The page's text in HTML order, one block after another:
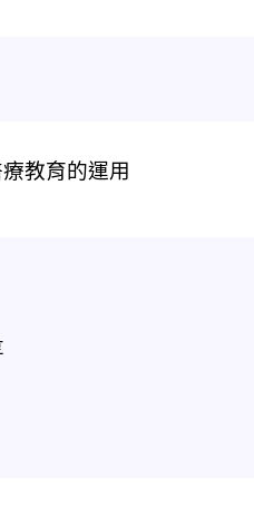
教育的運用